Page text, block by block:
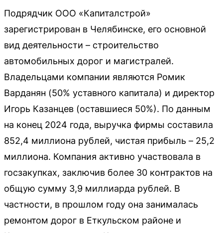
Подрядчик ООО «Капиталстрой»
зарегистрирован в Челябинске, его основной
вид деятельности – строительство
автомобильных дорог и магистралей.
Владельцами компании являются Ромик
Варданян (50% уставного капитала) и директор
Игорь Казанцев (оставшиеся 50%). По данным
на конец 2024 года, выручка фирмы составила
852,4 миллиона рублей, чистая прибыль – 25,2
миллиона. Компания активно участвовала в
госзакупках, заключив более 30 контрактов на
общую сумму 3,9 миллиарда рублей. В
частности, в прошлом году она занималась
ремонтом дорог в Еткульском районе и